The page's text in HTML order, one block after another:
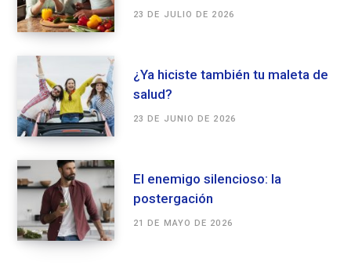
23 DE JULIO DE 2026
¿Ya hiciste también tu maleta de
salud?
23 DE JUNIO DE 2026
El enemigo silencioso: la
postergación
21 DE MAYO DE 2026